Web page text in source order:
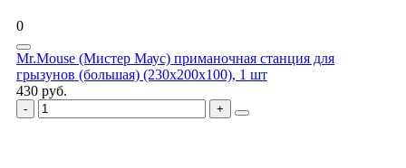
0
Mr.Mouse (Мистер Маус) приманочная станция для
грызунов (большая) (230x200x100), 1 шт
430 руб.